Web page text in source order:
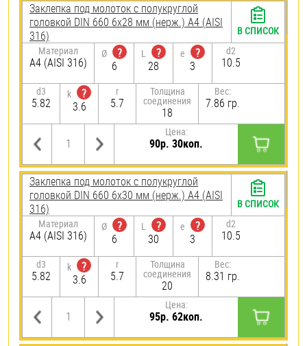
Заклепка под молоток с полукруглой
головкой DIN 660 6х28 мм (нерж.) A4 (AISI
316)
Материал
A4 (AISI 316)
Ø
?
6
L
?
28
e
?
3
d2
10.5
d3
5.82
k
?
3.6
r
5.7
Толщина
соединения
18
Вес:
7.86 гр.
Цена:
90р. 30коп.
В СПИСОК
Заклепка под молоток с полукруглой
головкой DIN 660 6х30 мм (нерж.) A4 (AISI
316)
Материал
A4 (AISI 316)
Ø
?
6
L
?
30
e
?
3
d2
10.5
d3
5.82
k
?
3.6
r
5.7
Толщина
соединения
20
Вес:
8.31 гр.
Цена:
95р. 62коп.
В СПИСОК